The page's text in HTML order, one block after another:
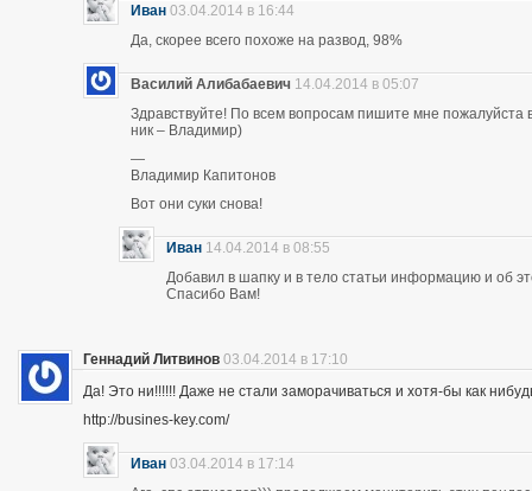
Иван 03.04.2014 в 16:44
Да, скорее всего похоже на развод, 98%
Василий Алибабаевич 14.04.2014 в 05:07
Здравствуйте! По всем вопросам пишите мне
ник – Владимир)
—
Владимир Капитонов
Вот они суки снова!
Иван 14.04.2014 в 08:55
Добавил в шапку и в тело статьи информацию и об
Спасибо Вам!
Геннадий Литвинов 03.04.2014 в 17:10
Да! Это ни!!!!!! Даже не стали заморачиваться и хотя-бы как
http://busines-key.com/
Иван 03.04.2014 в 17:14